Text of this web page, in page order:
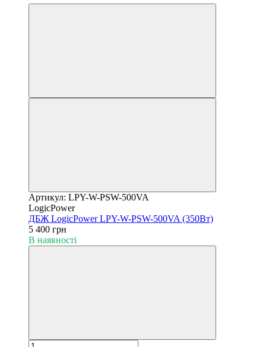
Артикул: LPY-W-PSW-500VA
LogicPower
ДБЖ LogicPower LPY-W-PSW-500VA (350Вт)
5 400 грн
В наявності